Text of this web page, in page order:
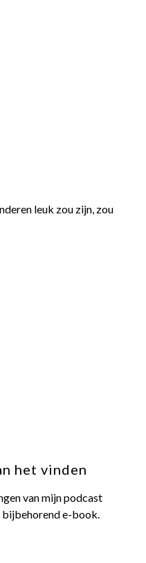
leuk zou zijn, zou
het vinden
van mijn podcast
bijbehorend e-book.